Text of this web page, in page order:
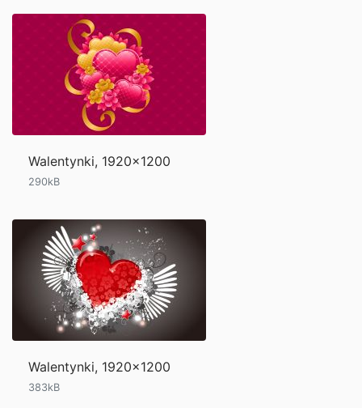
Walentynki, 1920x1200
290kB
Walentynki, 1920x1200
383kB